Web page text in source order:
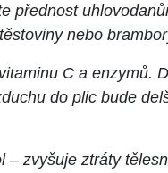
přednost
nebo
C a enzymů.
do plic bude
– zvyšuje ztráty